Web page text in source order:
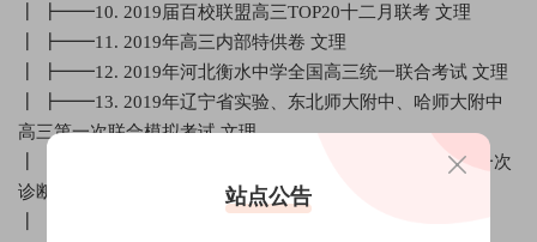
┃ ┣━━10. 2019届百校联盟高三TOP20十二月联考 文理
┃ ┣━━11. 2019年高三内部特供卷 文理
┃ ┣━━12. 2019年河北衡水中学全国高三统一联合考试 文理
┃ ┣━━13. 2019年辽宁省实验、东北师大附中、哈师大附中
高三第一次联合模拟考试 文理
┃ ┣━━14. 2019年河北省“五个一名校联盟高三下学期第一次
诊断 文理
站点公告